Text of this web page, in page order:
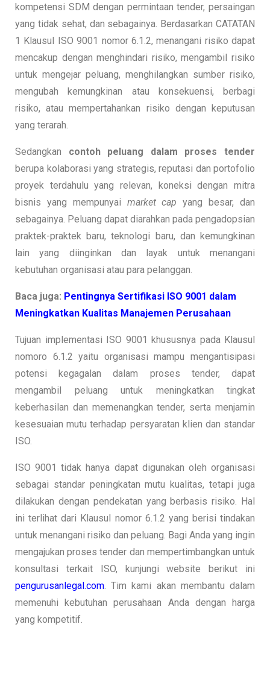
kompetensi SDM dengan permintaan tender, persaingan
yang tidak sehat, dan sebagainya. Berdasarkan CATATAN
1 Klausul ISO 9001 nomor 6.1.2, menangani risiko dapat
mencakup dengan menghindari risiko, mengambil risiko
untuk mengejar peluang, menghilangkan sumber risiko,
mengubah kemungkinan atau konsekuensi, berbagi
risiko, atau mempertahankan risiko dengan keputusan
yang terarah.
Sedangkan contoh peluang dalam proses tender
berupa kolaborasi yang strategis, reputasi dan portofolio
proyek terdahulu yang relevan, koneksi dengan mitra
bisnis yang mempunyai market capyang besar, dan
sebagainya. Peluang dapat diarahkan pada pengadopsian
praktek-praktek baru, teknologi baru, dan kemungkinan
lain yang diinginkan dan layak untuk menangani
kebutuhan organisasi atau para pelanggan.
Baca juga: Pentingnya Sertifikasi ISO 9001 dalam
Meningkatkan Kualitas Manajemen Perusahaan
Tujuan implementasi ISO 9001 khususnya pada Klausul
nomoro 6.1.2 yaitu organisasi mampu mengantisipasi
potensi kegagalan dalam proses tender, dapat
mengambil peluang untuk meningkatkan tingkat
keberhasilan dan memenangkan tender, serta menjamin
kesesuaian mutu terhadap persyaratan klien dan standar
ISO.
ISO 9001 tidak hanya dapat digunakan oleh organisasi
sebagai standar peningkatan mutu kualitas, tetapi juga
dilakukan dengan pendekatan yang berbasis risiko. Hal
ini terlihat dari Klausul nomor 6.1.2 yang berisi tindakan
untuk menangani risiko dan peluang. Bagi Anda yang ingin
mengajukan proses tender dan mempertimbangkan untuk
konsultasi terkait ISO, kunjungi website berikut ini
pengurusanlegal.com . Tim kami akan membantu dalam
memenuhi kebutuhan perusahaan Anda dengan harga
yang kompetitif.